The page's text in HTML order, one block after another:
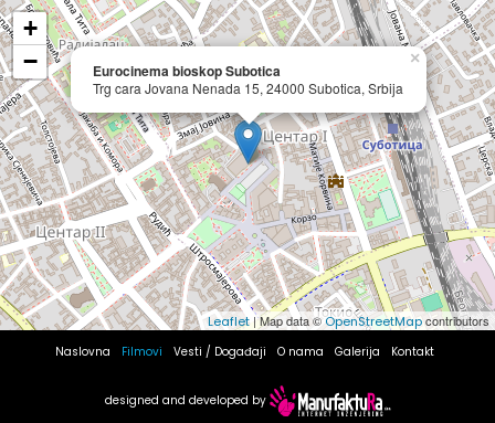
Eurocinema bioskop Subotica
Trg cara Jovana Nenada 15, 24000 Subotica, Srbija
×
+
−
Leaflet | Map data ©OpenStreetMapcontributors
Naslovna Filmovi Vesti / Događaji O nama Galerija Kontakt
designed and developed by